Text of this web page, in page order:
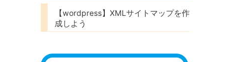
【wordpress】XMLサイトマップを作
成しよう